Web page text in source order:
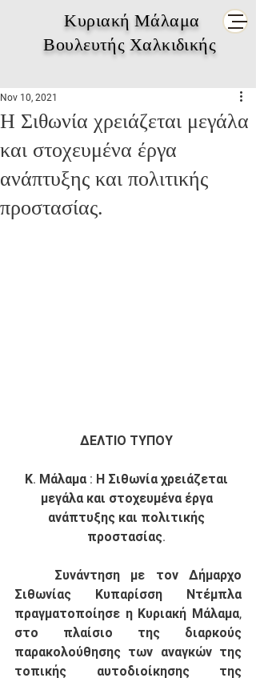
Κυριακή Μάλαμα
Βουλευτής Χαλκιδικής
Η Σιθωνία χρειάζεται μεγάλα
και στοχευμένα έργα
ανάπτυξης και πολιτικής
προστασίας.
Nov 10, 2021
ΔΕΛΤΙΟ ΤΥΠΟΥ
Κ. Μάλαμα : Η Σιθωνία χρειάζεται
μεγάλα και στοχευμένα έργα
ανάπτυξης και πολιτικής
προστασίας.
Σιθωνίας Κυπαρίσση Ντέμπλα
πραγματοποίησε η Κυριακή Μάλαμα,
στο πλαίσιο της διαρκούς
παρακολούθησης των αναγκών της
τοπικής αυτοδιοίκησης της